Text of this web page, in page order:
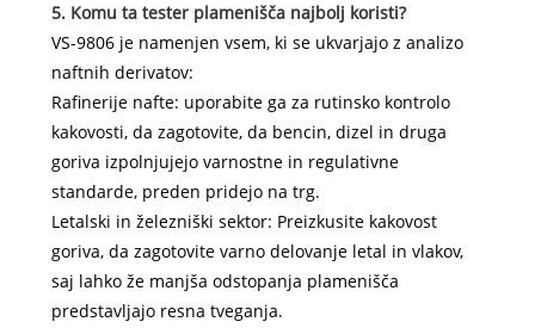
5. Komu ta tester plamenišča najbolj koristi?
VS-9806 je namenjen vsem, ki se ukvarjajo z analizo
naftnih derivatov:
Rafinerije nafte: uporabite ga za rutinsko kontrolo
kakovosti, da zagotovite, da bencin, dizel in druga
goriva izpolnjujejo varnostne in regulativne
standarde, preden pridejo na trg.
Letalski in železniški sektor: Preizkusite kakovost
goriva, da zagotovite varno delovanje letal in vlakov,
saj lahko že manjša odstopanja plamenišča
predstavljajo resna tveganja.